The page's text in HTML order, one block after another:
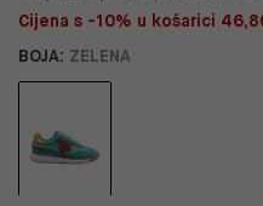
Cijena s -10% u košarici
BOJA: ZELENA